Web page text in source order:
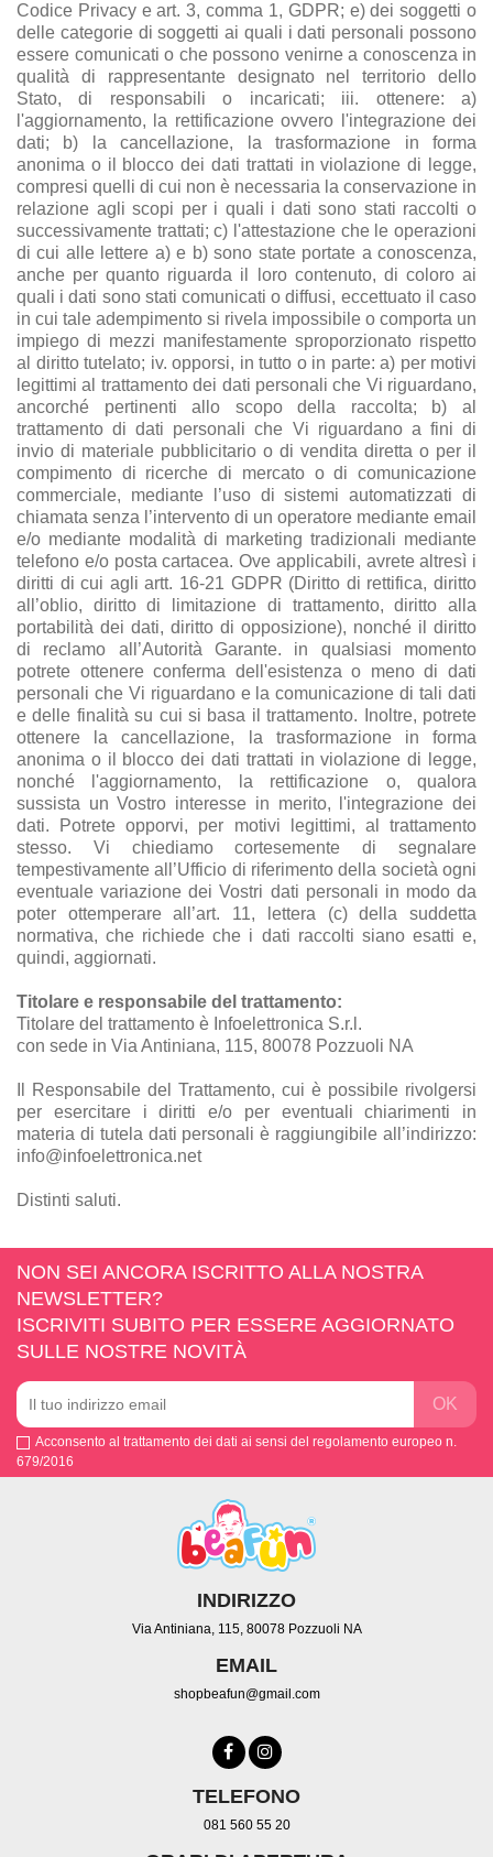
Codice Privacy e art. 3, comma 1, GDPR; e) dei soggetti o
delle categorie di soggetti ai quali i dati personali possono
essere comunicati o che possono venirne a conoscenza in
qualità di rappresentante designato nel territorio dello
Stato, di responsabili o incaricati; iii. ottenere: a)
l'aggiornamento, la rettificazione ovvero l'integrazione dei
dati; b) la cancellazione, la trasformazione in forma
anonima o il blocco dei dati trattati in violazione di legge,
compresi quelli di cui non è necessaria la conservazione in
relazione agli scopi per i quali i dati sono stati raccolti o
successivamente trattati; c) l'attestazione che le operazioni
di cui alle lettere a) e b) sono state portate a conoscenza,
anche per quanto riguarda il loro contenuto, di coloro ai
quali i dati sono stati comunicati o diffusi, eccettuato il caso
in cui tale adempimento si rivela impossibile o comporta un
impiego di mezzi manifestamente sproporzionato rispetto
al diritto tutelato; iv. opporsi, in tutto o in parte: a) per motivi
legittimi al trattamento dei dati personali che Vi riguardano,
ancorché pertinenti allo scopo della raccolta; b) al
trattamento di dati personali che Vi riguardano a fini di
invio di materiale pubblicitario o di vendita diretta o per il
compimento di ricerche di mercato o di comunicazione
commerciale, mediante l’uso di sistemi automatizzati di
chiamata senza l’intervento di un operatore mediante email
e/o mediante modalità di marketing tradizionali mediante
telefono e/o posta cartacea. Ove applicabili, avrete altresì i
diritti di cui agli artt. 16-21 GDPR (Diritto di rettifica, diritto
all’oblio, diritto di limitazione di trattamento, diritto alla
portabilità dei dati, diritto di opposizione), nonché il diritto
di reclamo all’Autorità Garante. in qualsiasi momento
potrete ottenere conferma dell'esistenza o meno di dati
personali che Vi riguardano e la comunicazione di tali dati
e delle finalità su cui si basa il trattamento. Inoltre, potrete
ottenere la cancellazione, la trasformazione in forma
anonima o il blocco dei dati trattati in violazione di legge,
nonché l'aggiornamento, la rettificazione o, qualora
sussista un Vostro interesse in merito, l'integrazione dei
dati. Potrete opporvi, per motivi legittimi, al trattamento
stesso. Vi chiediamo cortesemente di segnalare
tempestivamente all’Ufficio di riferimento della società ogni
eventuale variazione dei Vostri dati personali in modo da
poter ottemperare all’art. 11, lettera (c) della suddetta
normativa, che richiede che i dati raccolti siano esatti e,
quindi, aggiornati.
Titolare e responsabile del trattamento:
Titolare del trattamento è Infoelettronica S.r.l.
con sede in Via Antiniana, 115, 80078 Pozzuoli NA
Il Responsabile del Trattamento, cui è possibile rivolgersi
per esercitare i diritti e/o per eventuali chiarimenti in
materia di tutela dati personali è raggiungibile all’indirizzo:
info@infoelettronica.net
Distinti saluti.
NON SEI ANCORA ISCRITTO ALLA NOSTRA
NEWSLETTER?
ISCRIVITI SUBITO PER ESSERE AGGIORNATO
SULLE NOSTRE NOVITÀ
Acconsento al trattamento dei dati ai sensi del regolamento europeo n.
679/2016
INDIRIZZO
Via Antiniana, 115, 80078 Pozzuoli NA
EMAIL
shopbeafun@gmail.com
TELEFONO
081 560 55 20